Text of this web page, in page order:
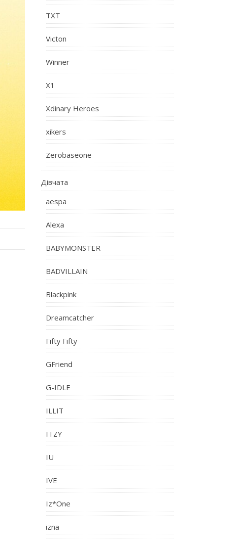
TXT
Victon
Winner
X1
Xdinary Heroes
xikers
Zerobaseone
Дівчата
aespa
Alexa
BABYMONSTER
BADVILLAIN
Blackpink
Dreamcatcher
Fifty Fifty
GFriend
G-IDLE
ILLIT
ITZY
IU
IVE
Iz*One
izna